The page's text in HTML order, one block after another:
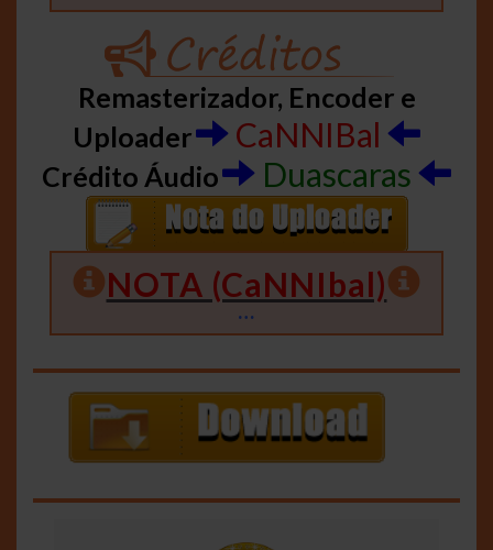
Remasterizador, Encoder e
Uploader
CaNNIBal
Crédito Áudio Duascaras
NOTA (CaNNIbal)
…